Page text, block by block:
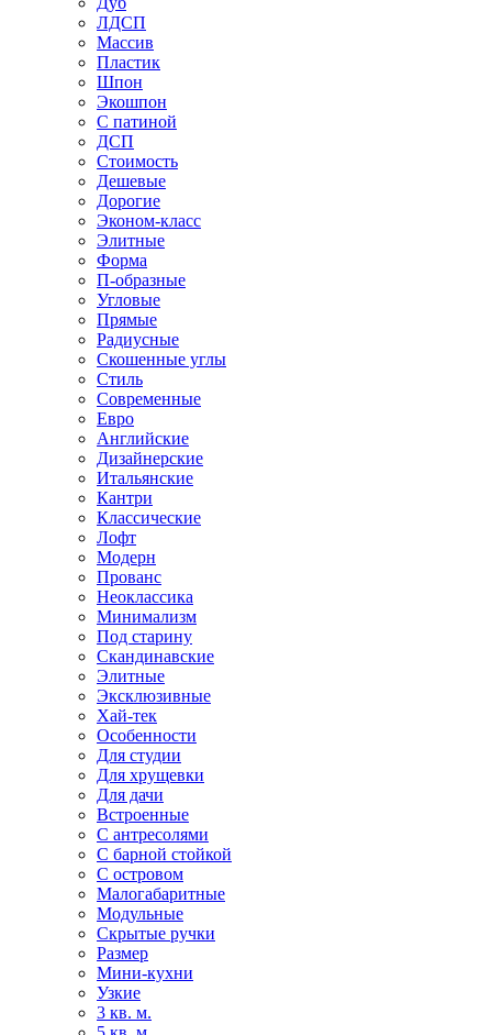
ЛДСП
Массив
Пластик
Шпон
Экошпон
С патиной
ДСП
Стоимость
Дешевые
Дорогие
Эконом-класс
Элитные
Форма
П-образные
Угловые
Прямые
Радиусные
Скошенные углы
Стиль
Современные
Евро
Английские
Дизайнерские
Итальянские
Кантри
Классические
Лофт
Модерн
Прованс
Неоклассика
Минимализм
Под старину
Скандинавские
Элитные
Эксклюзивные
Хай-тек
Особенности
Для студии
Для хрущевки
Для дачи
Встроенные
С антресолями
С барной стойкой
С островом
Малогабаритные
Модульные
Скрытые ручки
Размер
Мини-кухни
Узкие
3 кв. м.